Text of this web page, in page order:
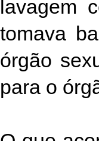
lavagem
tomava
órgão
para o